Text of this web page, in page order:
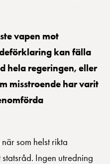
vapen mot
kan fälla
hela regeringen, eller
misstroende har varit
som helst rikta
Ingen utredning